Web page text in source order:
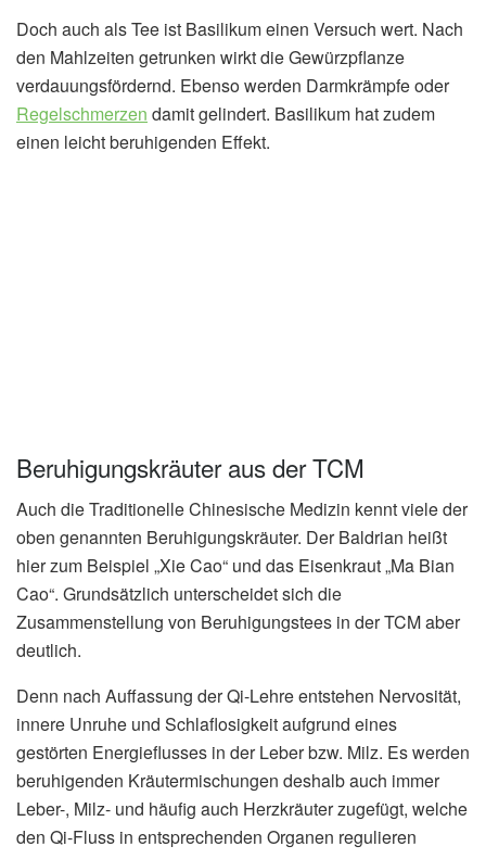
Doch auch als Tee ist Basilikum einen Versuch wert. Nach
den Mahlzeiten getrunken wirkt die Gewürzpflanze
verdauungsfördernd. Ebenso werden Darmkrämpfe oder
Regelschmerzen damit gelindert. Basilikum hat zudem
einen leicht beruhigenden Effekt.
Beruhigungskräuter aus der TCM
Auch die Traditionelle Chinesische Medizin kennt viele der
oben genannten Beruhigungskräuter. Der Baldrian heißt
hier zum Beispiel „Xie Cao“ und das Eisenkraut „Ma Bian
Cao“. Grundsätzlich unterscheidet sich die
Zusammenstellung von Beruhigungstees in der TCM aber
deutlich.
Denn nach Auffassung der Qi-Lehre entstehen Nervosität,
innere Unruhe und Schlaflosigkeit aufgrund eines
gestörten Energieflusses in der Leber bzw. Milz. Es werden
beruhigenden Kräutermischungen deshalb auch immer
Leber-, Milz- und häufig auch Herzkräuter zugefügt, welche
den Qi-Fluss in entsprechenden Organen regulieren